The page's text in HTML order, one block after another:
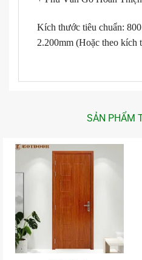
Kích thước tiêu chuẩn:
2.200mm (Hoặc theo kích
SẢN PHẨM